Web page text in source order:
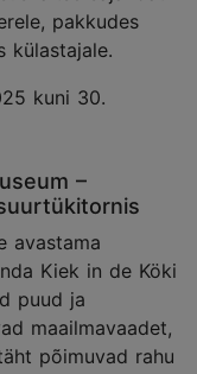
pakkudes
külastajale.
kuni 30.
–
avastama
Kiek in de Köki
puud ja
maailmavaadet,
põimuvad rahu